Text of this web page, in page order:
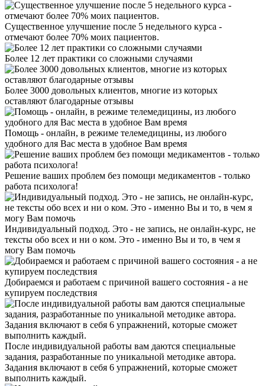
Существенное улучшение после 5 недельного курса -
отмечают более 70% моих пациентов.
Более 12 лет практики со сложными случаями
Более 3000 довольных клиентов, многие из которых
оставляют благодарные отзывы
Помощь - онлайн, в режиме телемедицины, из любого
удобного для Вас места в удобное Вам время
Решение ваших проблем без помощи медикаментов - только
работа психолога!
Индивидуальный подход. Это - не запись, не онлайн-курс, не
тексты обо всех и ни о ком. Это - именно Вы и то, в чем я
могу Вам помочь
Добираемся и работаем с причиной вашего состояния - а не
купируем последствия
После индивидуальной работы вам даются специальные
задания, разработанные по уникальной методике автора.
Задания включают в себя 6 упражнений, которые сможет
выполнить каждый.